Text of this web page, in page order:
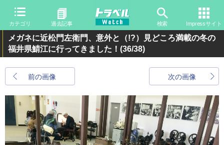
カテゴリ 過去記事 検索 Impressサイト
メガネに近松門左衛門、意外と（!?）見どころ満載の冬の
福井県鯖江に行ってきました！ (36/38)
前の画像 次の画像